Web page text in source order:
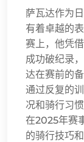
萨瓦达作为
有着卓越的
赛上，他凭
成功破纪录
达在赛前的
通过反复的
况和骑行习
在2025年赛
的骑行技巧